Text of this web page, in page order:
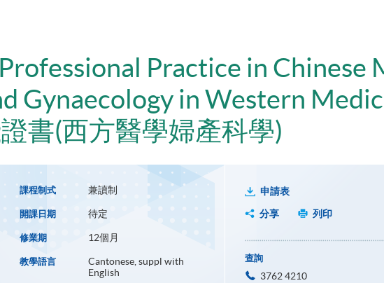
Practice in Chinese
Gynaecology in Western
書(西方醫學婦產科學)
課程制式 兼讀制
開課日期 待定
修業期 12個月
教學語言
Cantonese, suppl with
English
申請表
分享
列印
查詢
3762 4210